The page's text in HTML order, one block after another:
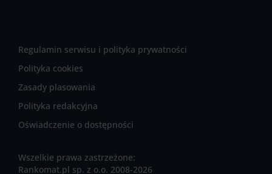
Regulamin serwisu i polityka prywatności
Polityka cookies
Zasady plasowania
Polityka redakcyjna
Oświadczenie o dostępności
Wszelkie prawa zastrzeżone:
Rankomat.pl sp. z o.o. 2008-2026